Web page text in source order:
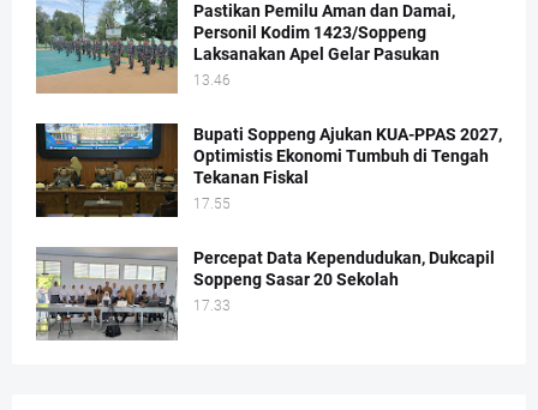
Pastikan Pemilu Aman dan Damai,
Personil Kodim 1423/Soppeng
Laksanakan Apel Gelar Pasukan
13.46
Bupati Soppeng Ajukan KUA-PPAS 2027,
Optimistis Ekonomi Tumbuh di Tengah
Tekanan Fiskal
17.55
Percepat Data Kependudukan, Dukcapil
Soppeng Sasar 20 Sekolah
17.33